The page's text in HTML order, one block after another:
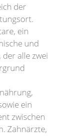
der
ein
und
alle zwei
ein
zwischen
Zahnärzte,